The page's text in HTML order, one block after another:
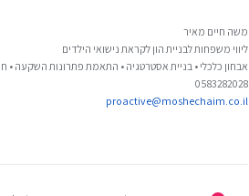
מה יצא מזה? עוד נראה.. אני ממתין
משה חיים מאיר
ליווי משפחות לבניית הון לקראת נישואי הילדים
אבחון כלכלי • בניית אסטרטגיה • התאמת פתרונות השקעה •
0583282028
proactive@moshechaim.co.il